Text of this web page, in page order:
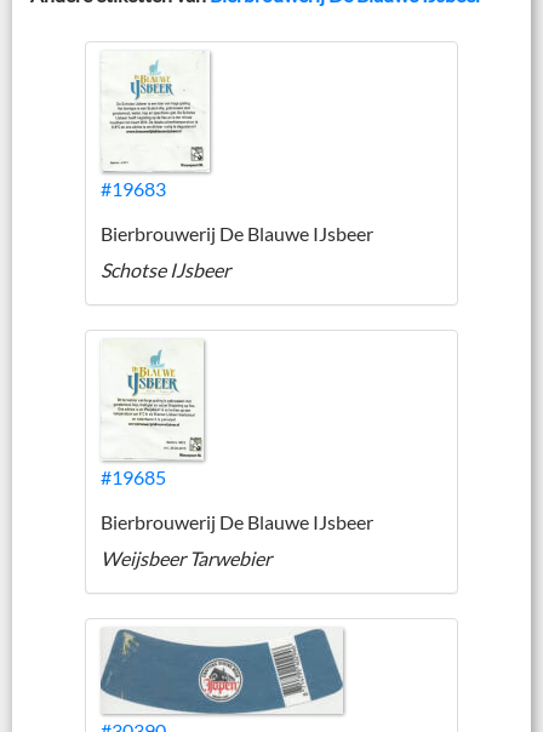
#19683
Bierbrouwerij De Blauwe IJsbeer
Schotse IJsbeer
#19685
Bierbrouwerij De Blauwe IJsbeer
Weijsbeer Tarwebier